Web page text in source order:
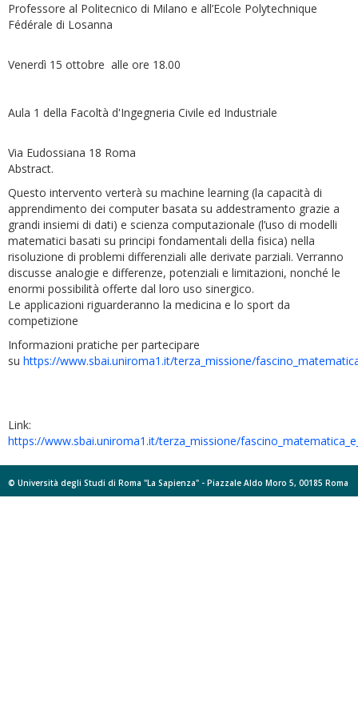
Professore al Politecnico di Milano e all’Ecole Polytechnique
Fédérale di Losanna
Venerdì 15 ottobre alle ore 18.00
Aula 1 della Facoltà d'Ingegneria Civile ed Industriale
Via Eudossiana 18 Roma
Abstract.
Questo intervento verterà su machine learning (la capacità di
apprendimento dei computer basata su addestramento grazie a
grandi insiemi di dati) e scienza computazionale (l’uso di modelli
matematici basati su principi fondamentali della fisica) nella
risoluzione di problemi differenziali alle derivate parziali. Verranno
discusse analogie e differenze, potenziali e limitazioni, nonché le
enormi possibilità offerte dal loro uso sinergico.
Le applicazioni riguarderanno la medicina e lo sport da
competizione
Informazioni pratiche per partecipare
su https://www.sbai.uniroma1.it/terza_missione/
Link:
https://www.sbai.uniroma1.it/terza_missione/
© Università degli Studi di Roma "La Sapienza" - Piazzale Aldo Moro 5, 00185 Roma